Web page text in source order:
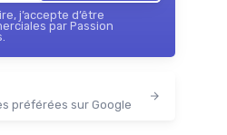
j’accepte d’être
par Passion
préférées sur Google